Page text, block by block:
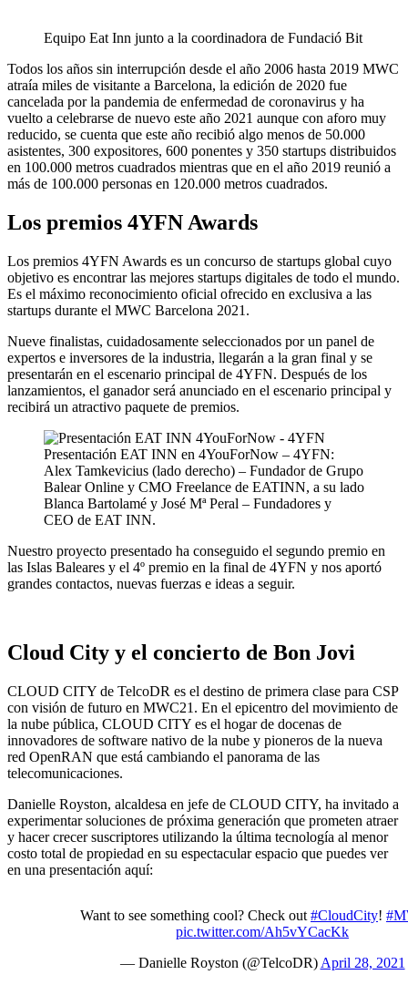
Equipo Eat Inn junto a la coordinadora de Fundació Bit
Todos los años sin interrupción desde el año 2006 hasta 2019 MWC
atraía miles de visitante a Barcelona, la edición de 2020 fue
cancelada por la pandemia de enfermedad de coronavirus y ha
vuelto a celebrarse de nuevo este año 2021 aunque con aforo muy
reducido, se cuenta que este año recibió algo menos de 50.000
asistentes, 300 expositores, 600 ponentes y 350 startups distribuidos
en 100.000 metros cuadrados mientras que en el año 2019 reunió a
más de 100.000 personas en 120.000 metros cuadrados.
Los premios 4YFN Awards
Los premios 4YFN Awards es un concurso de startups global cuyo
objetivo es encontrar las mejores startups digitales de todo el mundo.
Es el máximo reconocimiento oficial ofrecido en exclusiva a las
startups durante el MWC Barcelona 2021.
Nueve finalistas, cuidadosamente seleccionados por un panel de
expertos e inversores de la industria, llegarán a la gran final y se
presentarán en el escenario principal de 4YFN. Después de los
lanzamientos, el ganador será anunciado en el escenario principal y
recibirá un atractivo paquete de premios.
Presentación EAT INN en 4YouForNow – 4YFN:
Alex Tamkevicius (lado derecho) – Fundador de Grupo
Balear Online y CMO Freelance de EATINN, a su lado
Blanca Bartolamé y José Mª Peral – Fundadores y
CEO de EAT INN.
Nuestro proyecto presentado ha conseguido el segundo premio en
las Islas Baleares y el 4º premio en la final de 4YFN y nos aportó
grandes contactos, nuevas fuerzas e ideas a seguir.
Cloud City y el concierto de Bon Jovi
CLOUD CITY de TelcoDR es el destino de primera clase para CSP
con visión de futuro en MWC21. En el epicentro del movimiento de
la nube pública, CLOUD CITY es el hogar de docenas de
innovadores de software nativo de la nube y pioneros de la nueva
red OpenRAN que está cambiando el panorama de las
telecomunicaciones.
Danielle Royston, alcaldesa en jefe de CLOUD CITY, ha invitado a
experimentar soluciones de próxima generación que prometen atraer
y hacer crecer suscriptores utilizando la última tecnología al menor
costo total de propiedad en su espectacular espacio que puedes ver
en una presentación aquí:
Want to see something cool? Check out #CloudCity!
pic.twitter.com/Ah5vYCacKk
— Danielle Royston (@TelcoDR) April 28, 2021